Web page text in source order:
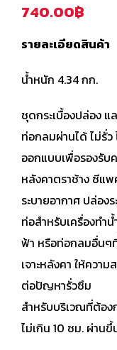
740.00฿
รายละเอียดสินค้า
น้ำหนัก 4.34 กก.
ชุดกระเบื้องปล่อง
ท่อกลมผ่านได้ ไม่รั่ว
ออกแบบเพื่อรองรั
หลังคาตราช้าง ซีแพ
ระบายอากาศ ปล่อง
ท่อสำหรับเครื่องท
ฟ้า หรือท่อกลมอื่นๆ
เจาะหลังคา ให้ควา
ต่อปัญหารั่วซึม
สำหรับบริเวณที่ต้อง
ไม่เกิน 10 ซม. ผ่าน